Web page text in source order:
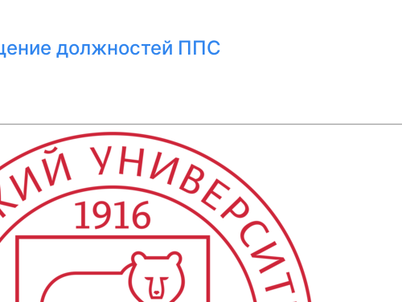
должностей ППС